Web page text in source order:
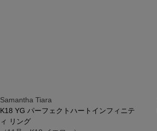
Samantha Tiara
K18 YG パーフェクトハートインフィニテ
ィ リング